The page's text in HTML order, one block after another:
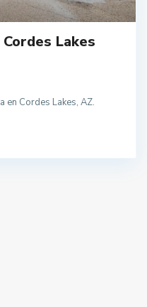
Lakes
en Cordes Lakes, AZ.